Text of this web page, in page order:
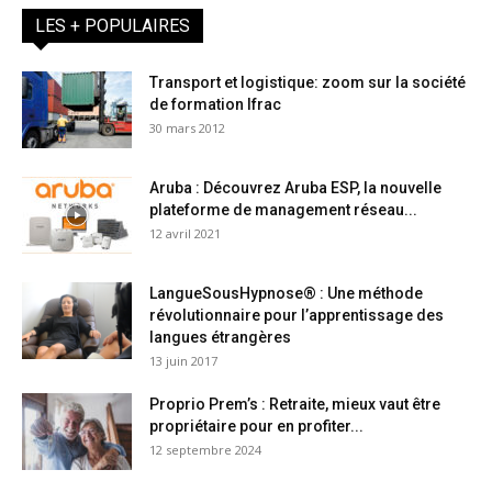
LES + POPULAIRES
Transport et logistique: zoom sur la société
de formation Ifrac
30 mars 2012
Aruba : Découvrez Aruba ESP, la nouvelle
plateforme de management réseau...
12 avril 2021
LangueSousHypnose® : Une méthode
révolutionnaire pour l’apprentissage des
langues étrangères
13 juin 2017
Proprio Prem’s : Retraite, mieux vaut être
propriétaire pour en profiter...
12 septembre 2024